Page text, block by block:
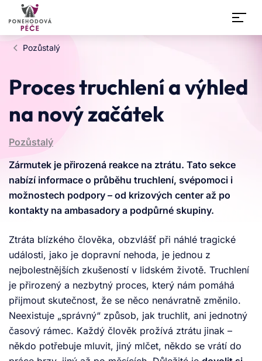
Přeskočit na obsah
Pozůstalý
Proces truchlení a výhled
na nový začátek
Pozůstalý
Zármutek je přirozená reakce na ztrátu. Tato sekce
nabízí informace o průběhu truchlení, svépomoci i
možnostech podpory – od krizových center až po
kontakty na ambasadory a podpůrné skupiny.
Ztráta blízkého člověka, obzvlášť při náhlé tragické
události, jako je dopravní nehoda, je jednou z
nejbolestnějších zkušeností v lidském životě. Truchlení
je přirozený a nezbytný proces, který nám pomáhá
přijmout skutečnost, že se něco nenávratně změnilo.
Neexistuje „správný“ způsob, jak truchlit, ani jednotný
časový rámec. Každý člověk prožívá ztrátu jinak –
někdo potřebuje mluvit, jiný mlčet, někdo se vrátí do
Dobrý den,
jsem virtuální asistent ponehodové péče. Pracuji
informacemi z oblasti psychosociální podpory i
pojišťovnictví. Pomohu vám zorientovat se v
situaci po dopravní nehodě – ať už jste
poškozený, viník, pozůstalý nebo svědek.
Pro individuální konzultaci můžete využít náš
telefon +420 703 111 333 (PO–PÁ 13:00–19:00),
kde se spojíte s naší poradkyní.
Pokud cítíte ohrožení života nebo potřebujete
okamžitou krizovou intervenci, neváhejte se
kdykoli obrátit na tísňovou linku 155 nebo na
jinou krizovou linku dostupnou 24 hodin denně.
Jak vám mohu pomoci?